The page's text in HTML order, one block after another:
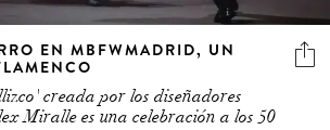
EN MBFWMADRID, UN
creada por los diseñadores
Miralle es una celebración a los 50